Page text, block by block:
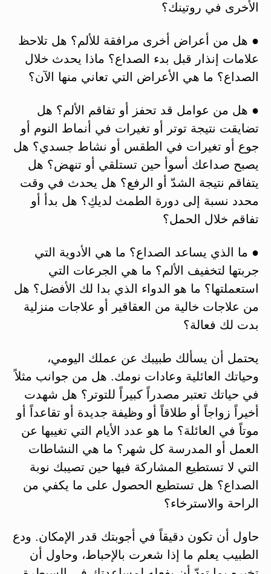
الأخرى في روتينك؟
● هل من أعراض أخرى مرافقة للألم؟ هل تلاحظ
علامات إنذار قبل بدء الصداع؟ ماذا يحدث خلال
الصداع؟ ما هي الأعراض التي تعاني منها الآن؟
● هل من عوامل قد تحفز أو تفاقم الألم؟ هل
تضايقت نتيجة توتر أو تغيرات في أنماط النوم أو
جوع أو تغيرات في الطقس أو نشاط جسدي؟ هل
يصبح صداعك أسوأ حين تستلقي أو تنهض؟ هل
يتفاقم نتيجة الشدّ أو الرفع؟ هل يحدث في وقت
محدد نسبة إلى دورة الطمث لديكِ؟ هل بدأ أو
تفاقم خلال الحمل؟
● ما الذي يساعد الصداع؟ ما هي الأدوية التي
جربتها لتخفيف الألم؟ ما هي الجرعات التي
استعملتها؟ ما هو الدواء الذي بدا لك الأفضل؟ هل
من علاجات خالية من العقاقير أو علاجات منزلية
بدت لك فعالة؟
يحتمل أن يسألك طبيبك عن عملك اليومي،
وحياتك العائلية وعادات نومك. هل من جوانب مثلاً
في حياتك تعتبر مصدراً كبيراً للتوتر؟ هل شهدت
أخيراً زواجاً أو طلاقاً أو وظيفة جديدة أو تقاعداً أو
موتاً في العائلة؟ ما هو عدد الأيام التي تغيبها عن
العمل أو المدرسة كل شهر؟ ما هي النشاطات
التي لا تستطيع المشاركة فيها حين تصيبك نوبة
الصداع؟ هل تستطيع الحصول على ما يكفي من
الراحة والاسترخاء؟
حاول أن تكون دقيقاً في أجوبتك قدر الإمكان. ودع
الطبيب يعلم ما إذا شعرت بالإحباط، وحاول أن